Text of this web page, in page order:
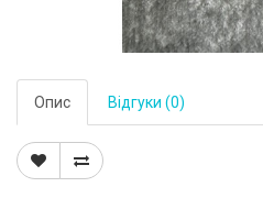
Опис Відгуки (0)